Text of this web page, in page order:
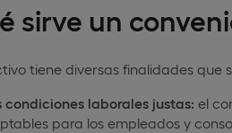
sirve un
tiene diversas finalidades que
condiciones laborales justas: el
para los empleados y